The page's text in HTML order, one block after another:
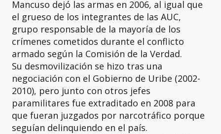
Mancuso dejó las armas en 2006, al igual que
el grueso de los integrantes de las AUC,
grupo responsable de la mayoría de los
crímenes cometidos durante el conflicto
armado según la Comisión de la Verdad.
Su desmovilización se hizo tras una
negociación con el Gobierno de Uribe (2002-
2010), pero junto con otros jefes
paramilitares fue extraditado en 2008 para
que fueran juzgados por narcotráfico porque
seguían delinquiendo en el país.